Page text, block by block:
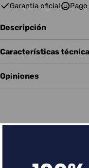
Garantía oficial
Descripción
Características
Opiniones
Financia